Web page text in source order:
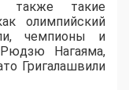
также такие
олимпийский
чемпионы и
Нагаяма,
Григалашвили